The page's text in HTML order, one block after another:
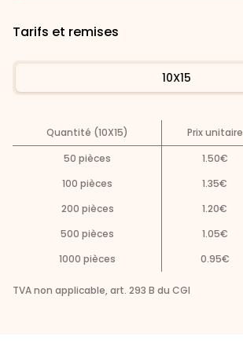
Tarifs et remises
10X15
Quantité (10X15) Prix unitaire
50 pièces 1.50€
100 pièces 1.35€
200 pièces 1.20€
500 pièces 1.05€
1000 pièces 0.95€
TVA non applicable, art. 293 B du CGI